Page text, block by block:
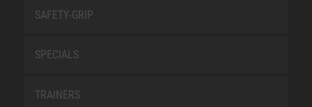
SAFETY-GRIP
SPECIALS
TRAINERS